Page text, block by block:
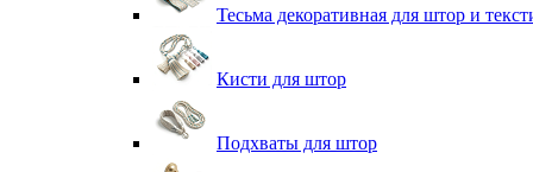
Тесьма декоративная для штор и
Кисти для штор
Подхваты для штор